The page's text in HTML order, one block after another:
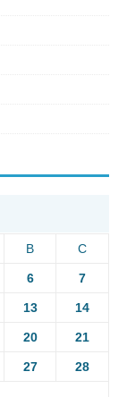
B C
6 7
13 14
20 21
27 28